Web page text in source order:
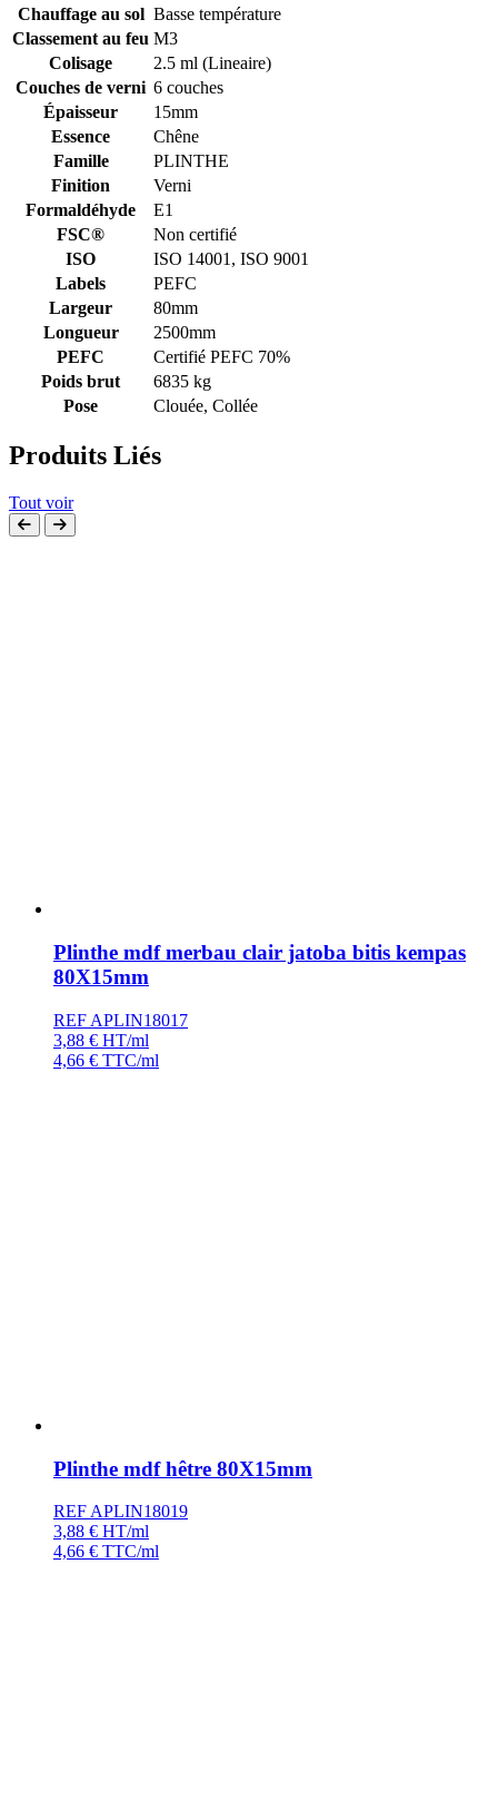
Chauffage au sol Basse température
Classement au feu M3
Colisage
2.5 ml (Lineaire)
Couches de verni 6 couches
Épaisseur
15mm
Essence
Chêne
Famille
PLINTHE
Finition
Verni
Formaldéhyde
E1
FSC®
Non certifié
ISO
ISO 14001, ISO 9001
Labels
PEFC
Largeur
80mm
Longueur
2500mm
PEFC
Certifié PEFC 70%
Poids brut
6835 kg
Pose
Clouée, Collée
Produits Liés
Tout voir
Plinthe mdf merbau clair jatoba bitis kempas
80X15mm
REF APLIN18017
3,88 € HT/ml
4,66 € TTC/ml
Plinthe mdf hêtre 80X15mm
REF APLIN18019
3,88 € HT/ml
4,66 € TTC/ml